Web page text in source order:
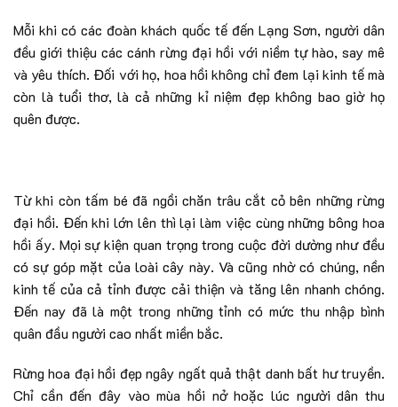
Mỗi khi có các đoàn khách quốc tế đến Lạng Sơn, người dân
đều giới thiệu các cánh rừng đại hồi với niềm tự hào, say mê
và yêu thích. Đối với họ, hoa hồi không chỉ đem lại kinh tế mà
còn là tuổi thơ, là cả những kỉ niệm đẹp không bao giờ họ
quên được.
Từ khi còn tấm bé đã ngồi chăn trâu cắt cỏ bên những rừng
đại hồi. Đến khi lớn lên thì lại làm việc cùng những bông hoa
hồi ấy. Mọi sự kiện quan trọng trong cuộc đời dường như đều
có sự góp mặt của loài cây này. Và cũng nhờ có chúng, nền
kinh tế của cả tỉnh được cải thiện và tăng lên nhanh chóng.
Đến nay đã là một trong những tỉnh có mức thu nhập bình
quân đầu người cao nhất miền bắc.
Rừng hoa đại hồi đẹp ngây ngất quả thật danh bất hư truyền.
Chỉ cần đến đây vào mùa hồi nở hoặc lúc người dân thu